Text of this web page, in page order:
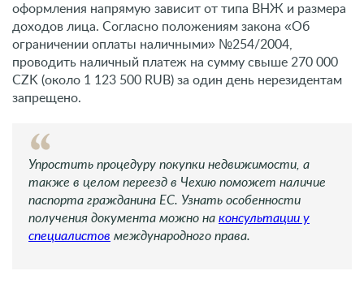
оформления напрямую зависит от типа ВНЖ и размера
доходов лица. Согласно положениям закона «Об
ограничении оплаты наличными» №254/2004,
проводить наличный платеж на сумму свыше 270 000
CZK (около 1 123 500 RUB) за один день нерезидентам
запрещено.
Упростить процедуру покупки недвижимости, а
также в целом переезд в Чехию поможет наличие
паспорта гражданина ЕС. Узнать особенности
получения документа можно на консультации у
специалистов международного права.